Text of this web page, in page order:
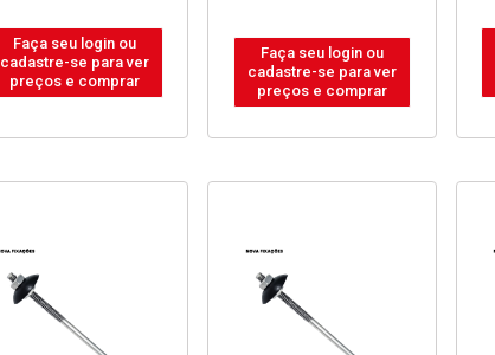
Faça seu login ou
cadastre-se para ver
preços e comprar
Faça seu login ou
cadastre-se para ver
preços e comprar